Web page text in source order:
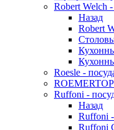
Robert Welch
Назад
Robert
Roesle -
Ruffoni -
Назад
Ruffoni
Ruffoni